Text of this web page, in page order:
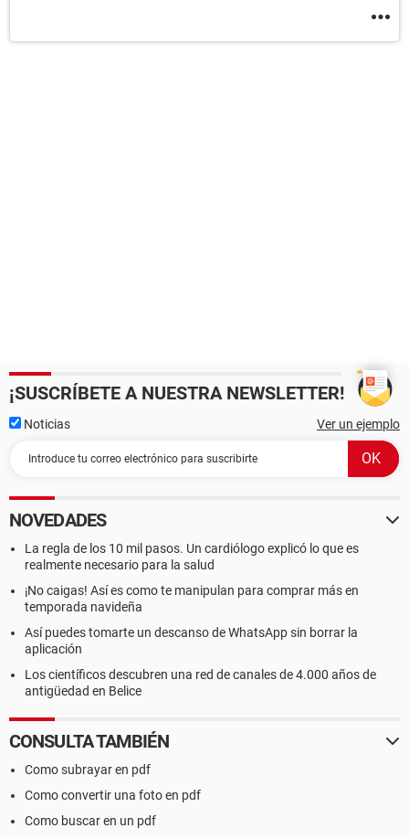
¡SUSCRÍBETE A NUESTRA NEWSLETTER!
Noticias Ver un ejemplo
NOVEDADES
La regla de los 10 mil pasos. Un cardiólogo explicó lo que es
realmente necesario para la salud
¡No caigas! Así es como te manipulan para comprar más en
temporada navideña
Así puedes tomarte un descanso de WhatsApp sin borrar la
aplicación
Los científicos descubren una red de canales de 4.000 años de
antigüedad en Belice
CONSULTA TAMBIÉN
Como subrayar en pdf
Como convertir una foto en pdf
Como buscar en un pdf